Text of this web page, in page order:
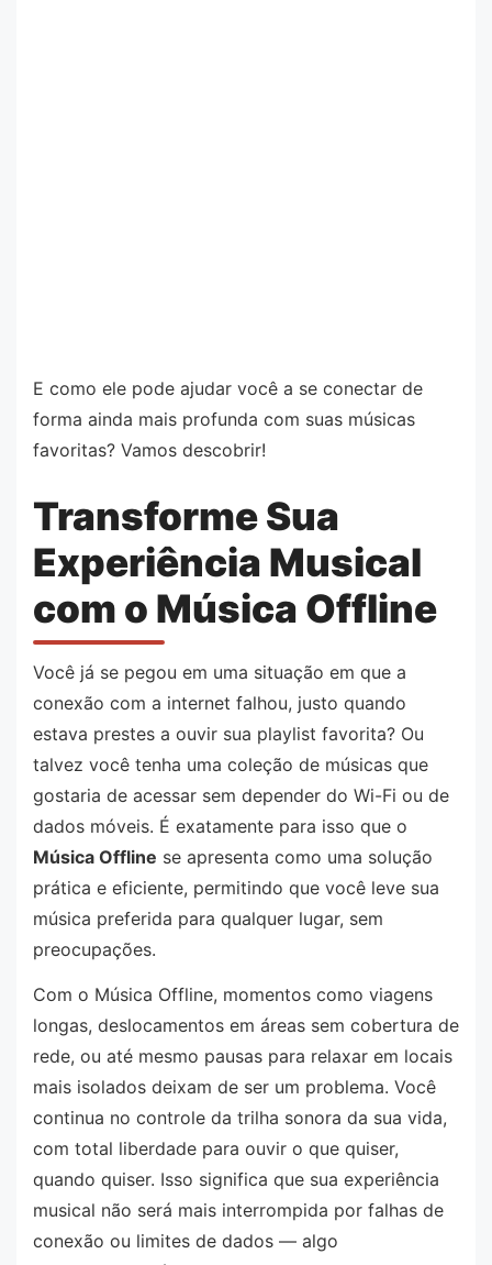
E como ele pode ajudar você a se conectar de
forma ainda mais profunda com suas músicas
favoritas? Vamos descobrir!
Transforme Sua
Experiência Musical
com o Música Offline
Você já se pegou em uma situação em que a
conexão com a internet falhou, justo quando
estava prestes a ouvir sua playlist favorita? Ou
talvez você tenha uma coleção de músicas que
gostaria de acessar sem depender do Wi-Fi ou de
dados móveis. É exatamente para isso que o
Música Offline se apresenta como uma solução
prática e eficiente, permitindo que você leve sua
música preferida para qualquer lugar, sem
preocupações.
Com o Música Offline, momentos como viagens
longas, deslocamentos em áreas sem cobertura de
rede, ou até mesmo pausas para relaxar em locais
mais isolados deixam de ser um problema. Você
continua no controle da trilha sonora da sua vida,
com total liberdade para ouvir o que quiser,
quando quiser. Isso significa que sua experiência
musical não será mais interrompida por falhas de
conexão ou limites de dados — algo